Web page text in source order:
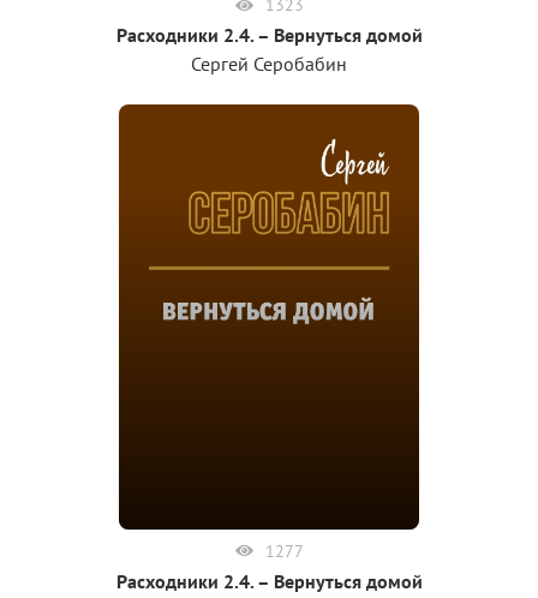
1323
Расходники 2.4. – Вернуться домой
Сергей Серобабин
1277
Расходники 2.4. – Вернуться домой